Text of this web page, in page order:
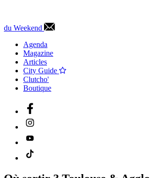
du Weekend
Agenda
Magazine
Articles
City Guide
Clutcho'
Boutique